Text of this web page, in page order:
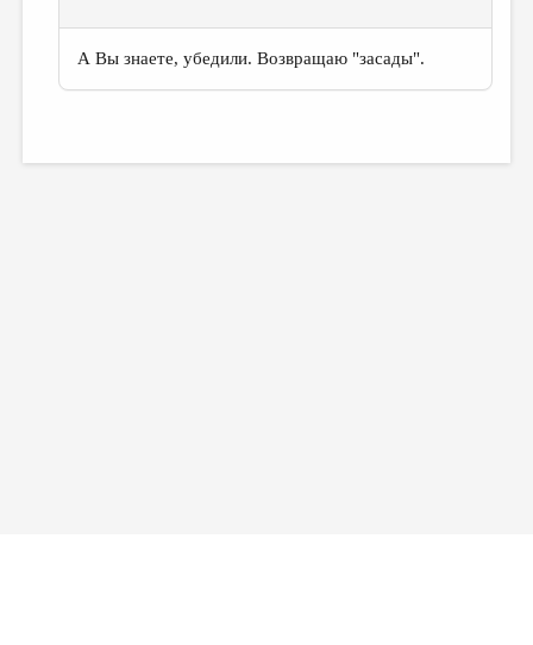
А Вы знаете, убедили. Возвращаю "засады".